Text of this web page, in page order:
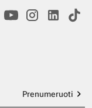
Prenumeruoti